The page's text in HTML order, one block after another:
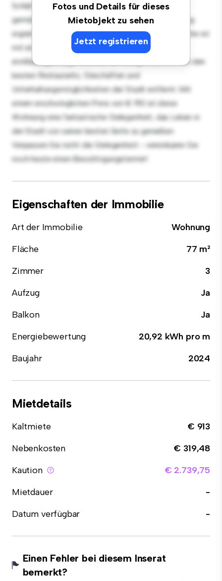
Fotos und Details für dieses
Mietobjekt zu sehen
Jetzt registrieren
Schlafzimmer-Wohnung bietet einen stilvollen und
gemütlichen Lebensraum. Die offene Raumaufteilung
eignet sich perfekt für Gäste, und die elegante Küche ist
mit erstklassigen Geräten ausgestattet. Dank der
erstklassigen Lage sind Sie nur wenige Schritte von den
besten Restaurants, Geschäften und
Unterhaltungsmöglichkeiten der Stadt entfernt. Mit
einem erschwinglichen Preis von € 913 ist diese
Wohnung eine fantastische Gelegenheit, das Leben in
der Stadt von seiner besten Seite zu genießen.
Verpassen Sie nicht die Gelegenheit - vereinbaren Sie
noch heute einen Besichtigungstermin!
Eigenschaften der Immobilie
Art der Immobilie
Wohnung
Fläche
77 m²
Zimmer
3
Aufzug
Ja
Balkon
Ja
Energiebewertung
20,92 kWh pro m
Baujahr
2024
Mietdetails
Kaltmiete
€ 913
Nebenkosten
€ 319,48
Kaution
€ 2.739,75
Mietdauer
-
Datum verfügbar
-
Einen Fehler bei diesem Inserat
bemerkt?